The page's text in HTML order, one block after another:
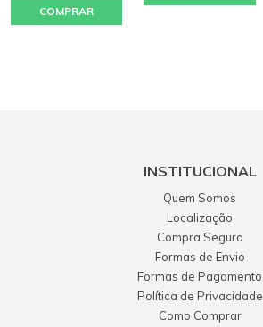
COMPRAR
INSTITUCIONAL
Quem Somos
Localização
Compra Segura
Formas de Envio
Formas de Pagamento
Política de Privacidade
Como Comprar